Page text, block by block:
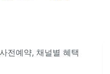
전예약, 채널별 혜택